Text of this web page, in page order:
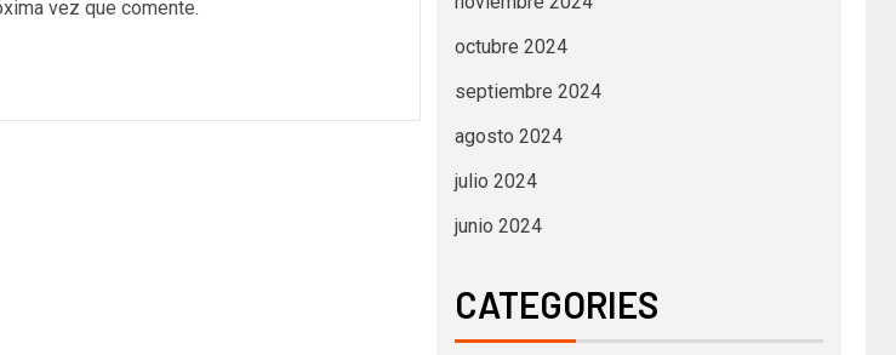
vez que comente.
octubre 2024
septiembre 2024
agosto 2024
julio 2024
junio 2024
CATEGORIES